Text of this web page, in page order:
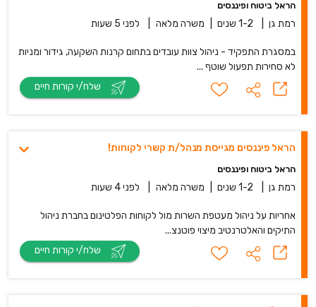
הראל ביטוח ופיננסים
רמת גן 1-2 שנים משרה מלאה לפני 5 שעות
במסגרת התפקיד - ניהול צוות עובדים בתחום קרנות השקעה, גידור ומניות
לא סחירות תפעול שוטף ...
הראל פיננסים מגייסת מנהל/ת קשרי לקוחות!
הראל ביטוח ופיננסים
רמת גן 1-2 שנים משרה מלאה לפני 4 שעות
אחריות על ניהול מעטפת השרות מול לקוחות הפלטינום בחברת ניהול
התיקים והאלטרנטיב מיצוי פוטנצ...